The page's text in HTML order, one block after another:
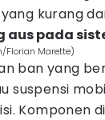
kurang
aus pada
Marette)
ban yang
suspensi
Komponen